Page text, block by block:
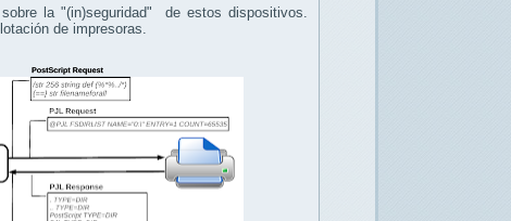
la "(in)seguridad" de estos dispositivos.
de impresoras.